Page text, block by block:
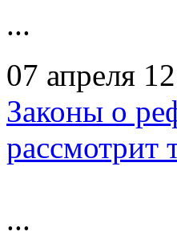
...
07 апреля
Законы о
рассмотрит
...